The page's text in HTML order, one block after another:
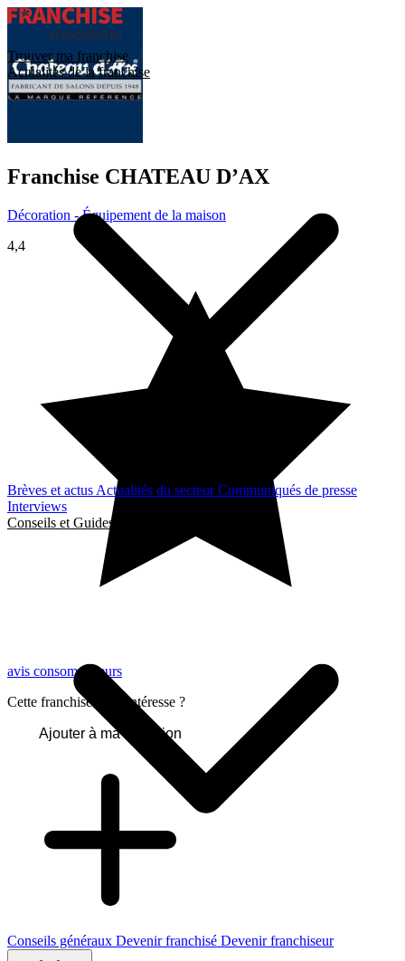
Trouver ma franchise
Actualités de la franchise
Brèves et actus Actualités du secteurCommuniqués de presse
Interviews
Conseils et Guides
Conseils généraux Devenir franchisé Devenir franchiseur
Franchise CHATEAU D’AX
Décoration - Équipement de la maison
4,4
avis consommateurs
Cette franchise vous intéresse ?
Ajouter à ma sélection